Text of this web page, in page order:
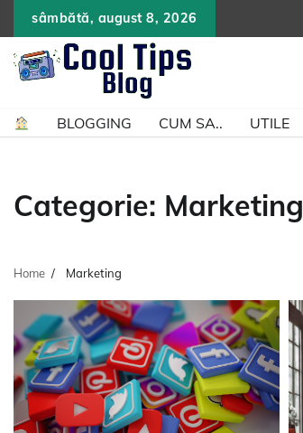
content
sâmbătă, august 8, 2026
BLOGGING CUM SA.. UTILE
Categorie: Marketing
Home Marketing